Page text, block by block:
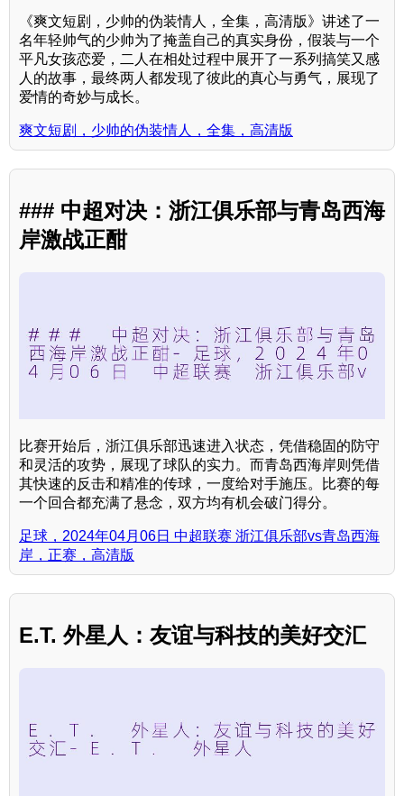
《爽文短剧，少帅的伪装情人，全集，高清版》讲述了一
名年轻帅气的少帅为了掩盖自己的真实身份，假装与一个
平凡女孩恋爱，二人在相处过程中展开了一系列搞笑又感
人的故事，最终两人都发现了彼此的真心与勇气，展现了
爱情的奇妙与成长。
爽文短剧，少帅的伪装情人，全集，高清版
### 中超对决：浙江俱乐部与青岛西海
岸激战正酣
比赛开始后，浙江俱乐部迅速进入状态，凭借稳固的防守
和灵活的攻势，展现了球队的实力。而青岛西海岸则凭借
其快速的反击和精准的传球，一度给对手施压。比赛的每
一个回合都充满了悬念，双方均有机会破门得分。
足球，2024年04月06日 中超联赛 浙江俱乐部vs青岛西海
岸，正赛，高清版
E.T. 外星人：友谊与科技的美好交汇